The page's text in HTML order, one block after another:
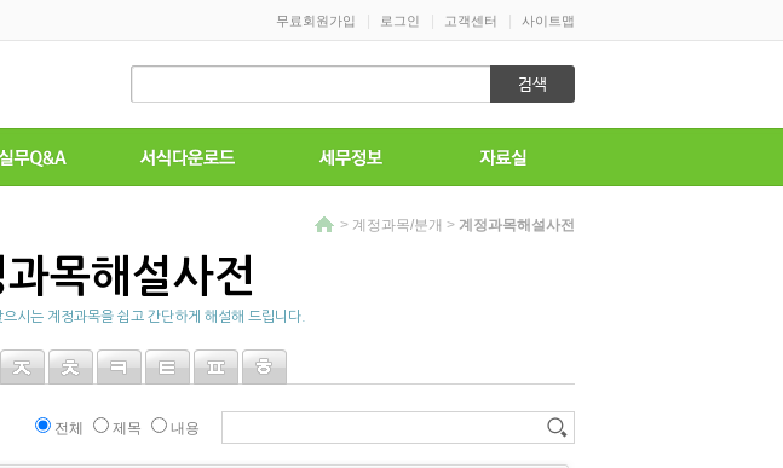
무료회원가입 로그인 고객센터 사이트맵
> 계정과목/분개 > 계정과목해설사전
목해설사전
시는 계정과목을 쉽고 간단하게 해설해 드립니다.
전체 제목 내용